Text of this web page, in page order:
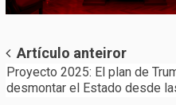
Post
navigation
Artículo anteiror
Proyecto 2025: El plan de
desmontar el Estado desde